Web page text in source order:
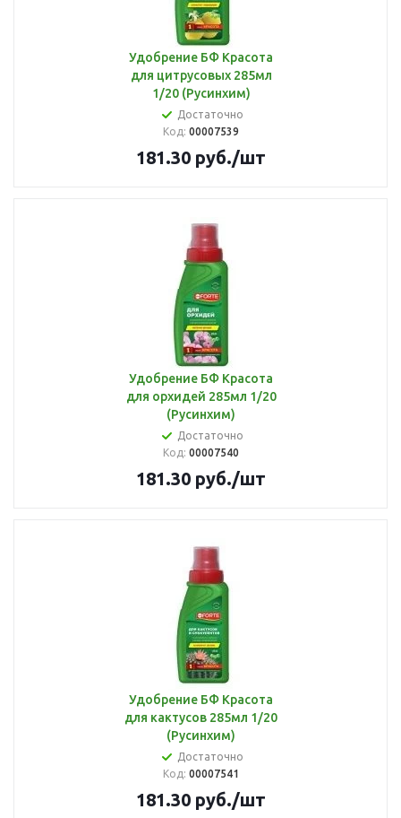
Удобрение БФ Красота
для цитрусовых 285мл
1/20 (Русинхим)
Достаточно
Код: 00007539
181.30 руб./шт
Удобрение БФ Красота
для орхидей 285мл 1/20
(Русинхим)
Достаточно
Код: 00007540
181.30 руб./шт
Удобрение БФ Красота
для кактусов 285мл 1/20
(Русинхим)
Достаточно
Код: 00007541
181.30 руб./шт